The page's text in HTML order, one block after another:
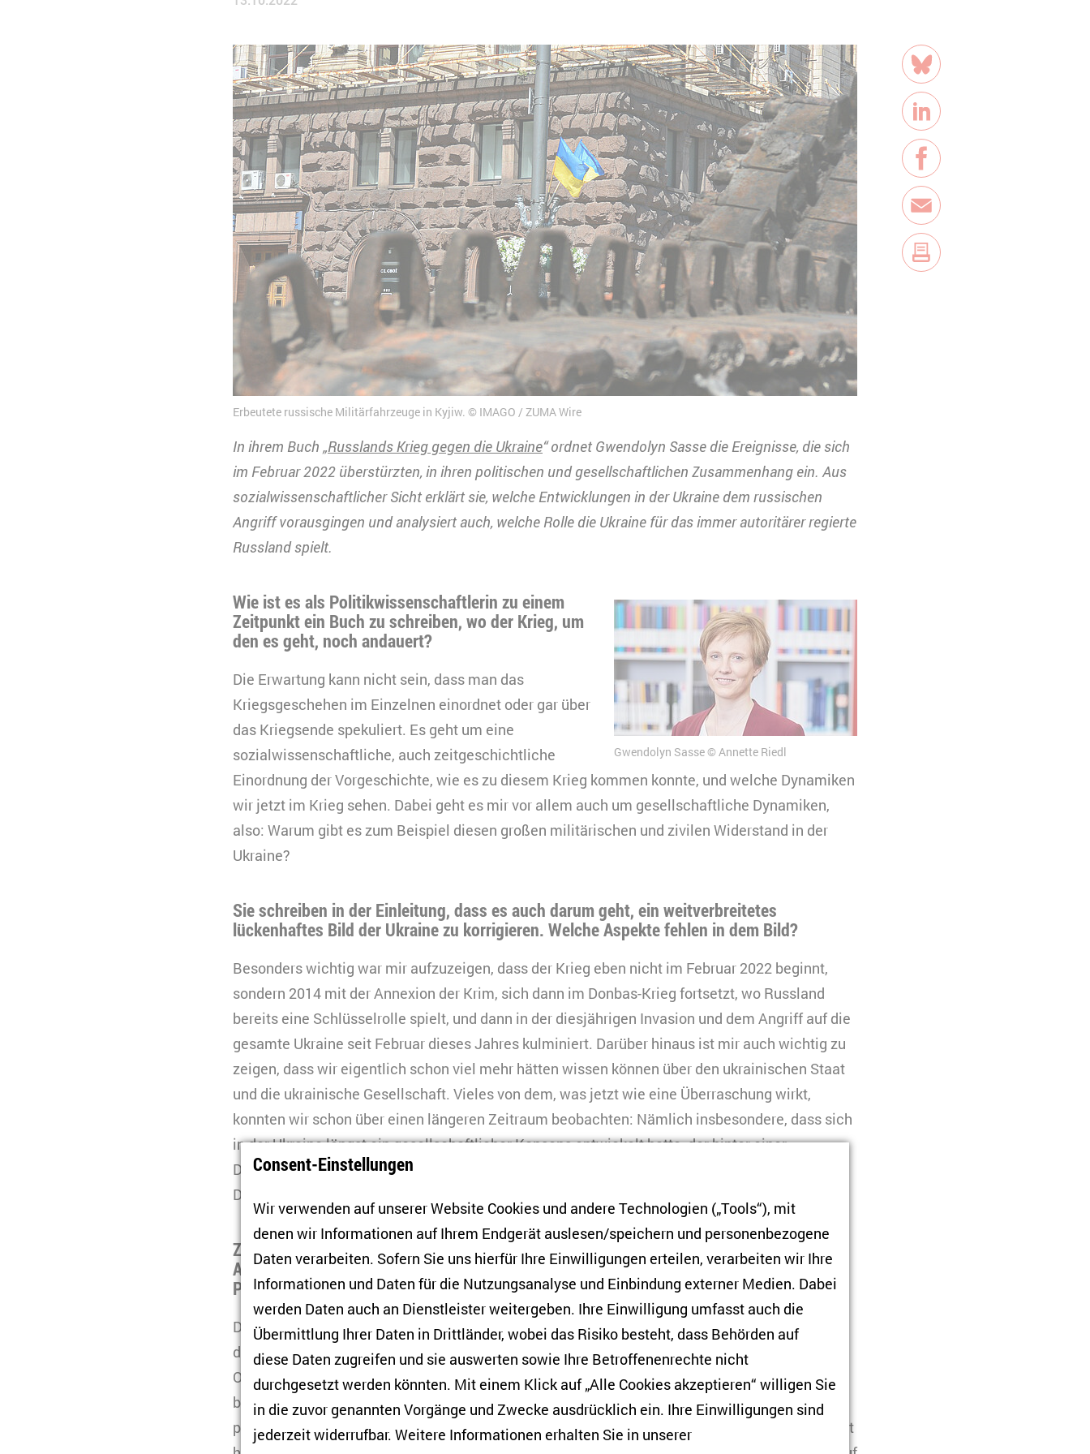
Erbeutete russische Militärfahrzeuge in Kyjiw. IMAGO / ZUMA Wire
In ihrem Buch „Russlands Krieg gegen die Ukraine“ ordnet Gwendolyn Sasse die Ereignisse, die sich
im Februar 2022 überstürzten, in ihren politischen und gesellschaftlichen Zusammenhang ein. Aus
sozialwissenschaftlicher Sicht erklärt sie, welche Entwicklungen in der Ukraine dem russischen
Angriff vorausgingen und analysiert auch, welche Rolle die Ukraine für das immer autoritärer regierte
Russland spielt.
Gwendolyn Sasse Annette Riedl
Wie ist es als Politikwissenschaftlerin zu einem
Zeitpunkt ein Buch zu schreiben, wo der Krieg, um
den es geht, noch andauert?
Die Erwartung kann nicht sein, dass man das
Kriegsgeschehen im Einzelnen einordnet oder gar über
das Kriegsende spekuliert. Es geht um eine
sozialwissenschaftliche, auch zeitgeschichtliche
Einordnung der Vorgeschichte, wie es zu diesem Krieg kommen konnte, und welche Dynamiken
wir jetzt im Krieg sehen. Dabei geht es mir vor allem auch um gesellschaftliche Dynamiken,
also: Warum gibt es zum Beispiel diesen großen militärischen und zivilen Widerstand in der
Ukraine?
Sie schreiben in der Einleitung, dass es auch darum geht, ein weitverbreitetes
lückenhaftes Bild der Ukraine zu korrigieren. Welche Aspekte fehlen in dem Bild?
Besonders wichtig war mir aufzuzeigen, dass der Krieg eben nicht im Februar 2022 beginnt,
sondern 2014 mit der Annexion der Krim, sich dann im Donbas-Krieg fortsetzt, wo Russland
bereits eine Schlüsselrolle spielt, und dann in der diesjährigen Invasion und dem Angriff auf die
gesamte Ukraine seit Februar dieses Jahres kulminiert. Darüber hinaus ist mir auch wichtig zu
zeigen, dass wir eigentlich schon viel mehr hätten wissen können über den ukrainischen Staat
und die ukrainische Gesellschaft. Vieles von dem, was jetzt wie eine Überraschung wirkt,
konnten wir schon über einen längeren Zeitraum beobachten: Nämlich insbesondere, dass sich
in der Ukraine längst ein gesellschaftlicher Konsens entwickelt hatte, der hinter einer
Demokratisierung und einer westlich orientierten Politik steht, und auch eine Identität, die die
Diversität der Ukraine aufnimmt und auf einen inklusiven Staat konzentriert ist.
Zu einem Hintergrund oder zu einem Erklärungsansatz des Krieges gehört ja auch eine
Analyse der Politik Russlands, überspitzt gefragt: Welche Bedeutung hat die Ukraine für
Putin?
Die Ukraine spielt eine sehr große Rolle im Selbstverständnis des russischen Systems und
damit auch für Wladimir Putin als den Präsidenten dieses autoritären Staates. Mit der
Orientierung der Ukraine gen Westen und der Transformation in ein demokratisches System
birgt die Ukraine ein Risiko für Russland, das eben ein ganz anderes Staatsmodell, ein anderes
politisches Modell verkörpert. Meiner Ansicht nach, und darum geht es auch in dem Buch, steht
Teilen
Bluesky
LinkedIn
Facebook
E-Mail
Consent-Einstellungen
Wir verwenden auf unserer Website Cookies und andere Technologien („Tools“), mit
denen wir Informationen auf Ihrem Endgerät auslesen/speichern und personenbezogene
Daten verarbeiten. Sofern Sie uns hierfür Ihre Einwilligungen erteilen, verarbeiten wir Ihre
Informationen und Daten für die Nutzungsanalyse und Einbindung externer Medien. Dabei
werden Daten auch an Dienstleister weitergeben. Ihre Einwilligung umfasst auch die
Übermittlung Ihrer Daten in Drittländer, wobei das Risiko besteht, dass Behörden auf
diese Daten zugreifen und sie auswerten sowie Ihre Betroffenenrechte nicht
durchgesetzt werden könnten. Mit einem Klick auf „Alle Cookies akzeptieren“ willigen Sie
in die zuvor genannten Vorgänge und Zwecke ausdrücklich ein. Ihre Einwilligungen sind
jederzeit widerrufbar. Weitere Informationen erhalten Sie in unserer